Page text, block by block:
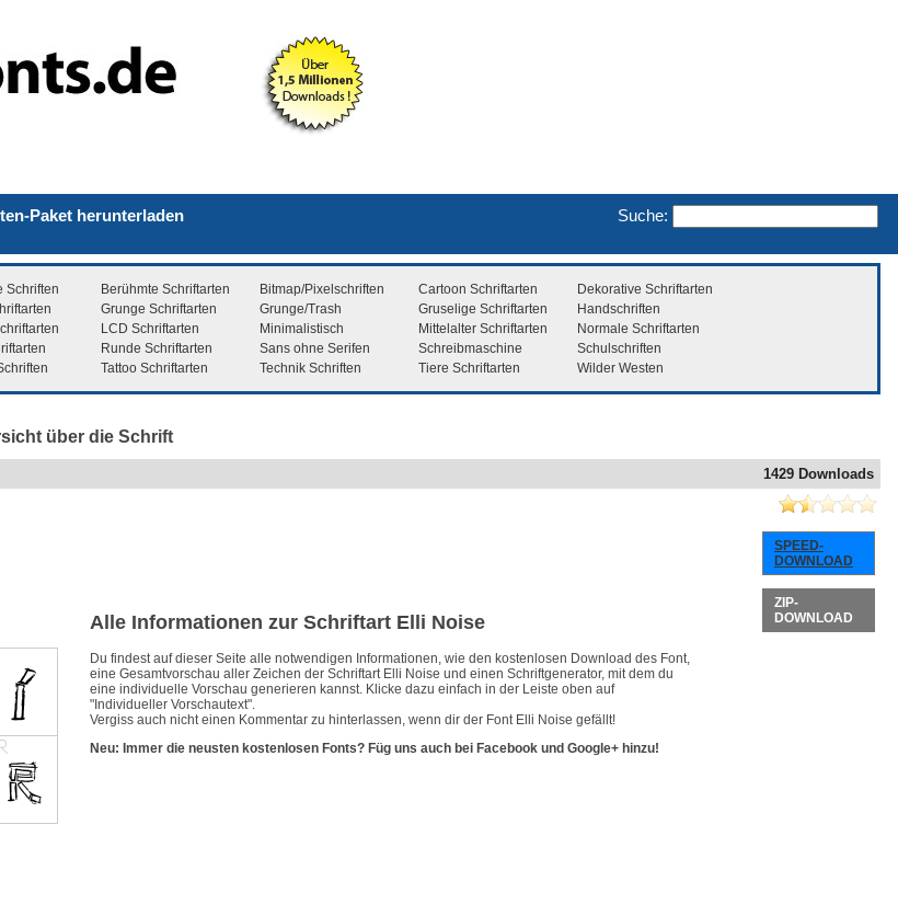
Suche:
Paket herunterladen
Schriften Berühmte Schriftarten Bitmap/Pixelschriften Cartoon Schriftarten
Dekorative Schriftarten
Grunge Schriftarten Grunge/Trash Gruselige Schriftarten
Handschriften
LCD Schriftarten Minimalistisch Mittelalter Schriftarten
Normale Schriftarten
Runde Schriftarten Sans ohne Serifen Schreibmaschine
Schulschriften
Tattoo Schriftarten Technik Schriften Tiere Schriftarten Wilder Westen
über die Schrift
1429 Downloads
SPEED-
DOWNLOAD
ZIP-
DOWNLOAD
Alle Informationen zur Schriftart Elli Noise
Du findest auf dieser Seite alle notwendigen Informationen, wie den kostenlosen Download des Font,
eine Gesamtvorschau aller Zeichen der Schriftart Elli Noise und einen Schriftgenerator, mit dem du
eine individuelle Vorschau generieren kannst. Klicke dazu einfach in der Leiste oben auf
"Individueller Vorschautext".
Vergiss auch nicht einen Kommentar zu hinterlassen, wenn dir der Font Elli Noise gefällt!
Neu: Immer die neusten kostenlosen Fonts? Füg uns auch bei Facebook und Google+ hinzu!